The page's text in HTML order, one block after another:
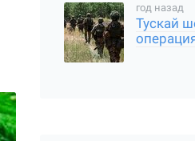
год назад
Тускай